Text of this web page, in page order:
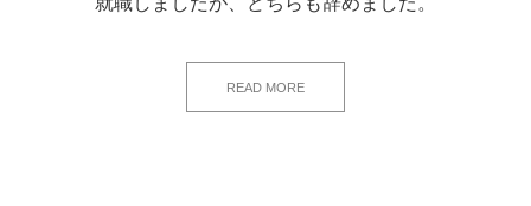
READ MORE